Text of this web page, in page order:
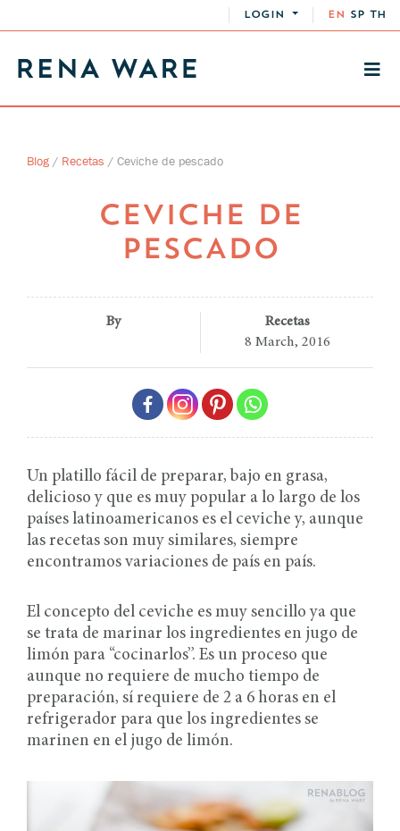
LOGIN EN SP TH
Blog / Recetas / Ceviche de pescado
CEVICHE DE
PESCADO
By
Recetas
8 March, 2016
Un platillo fácil de preparar, bajo en grasa,
delicioso y que es muy popular a lo largo de los
países latinoamericanos es el ceviche y, aunque
las recetas son muy similares, siempre
encontramos variaciones de país en país.
El concepto del ceviche es muy sencillo ya que
se trata de marinar los ingredientes en jugo de
limón para “cocinarlos”. Es un proceso que
aunque no requiere de mucho tiempo de
preparación, sí requiere de 2 a 6 horas en el
refrigerador para que los ingredientes se
marinen en el jugo de limón.